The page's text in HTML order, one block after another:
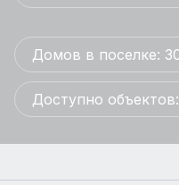
Домов в поселке:
Доступно